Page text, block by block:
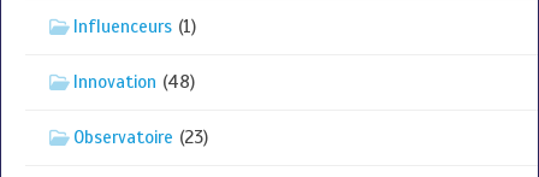
Influenceurs (1)
Innovation (48)
Observatoire (23)